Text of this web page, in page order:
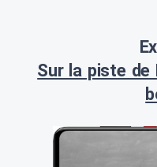
Sur la piste de